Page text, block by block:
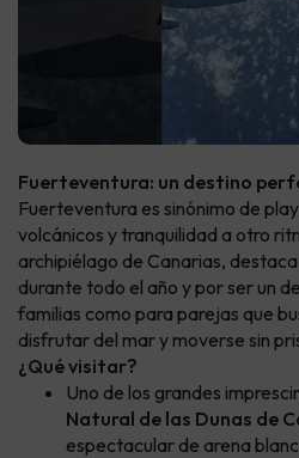
Fuerteventura: un destino
Fuerteventura es sinónimo de
volcánicos y tranquilidad a otro
archipiélago de Canarias,
durante todo el año y por ser un
familias como para parejas que
disfrutar del mar y moverse sin
¿Qué visitar?
Uno de los grandes
Natural de las Dunas de
espectacular de arena